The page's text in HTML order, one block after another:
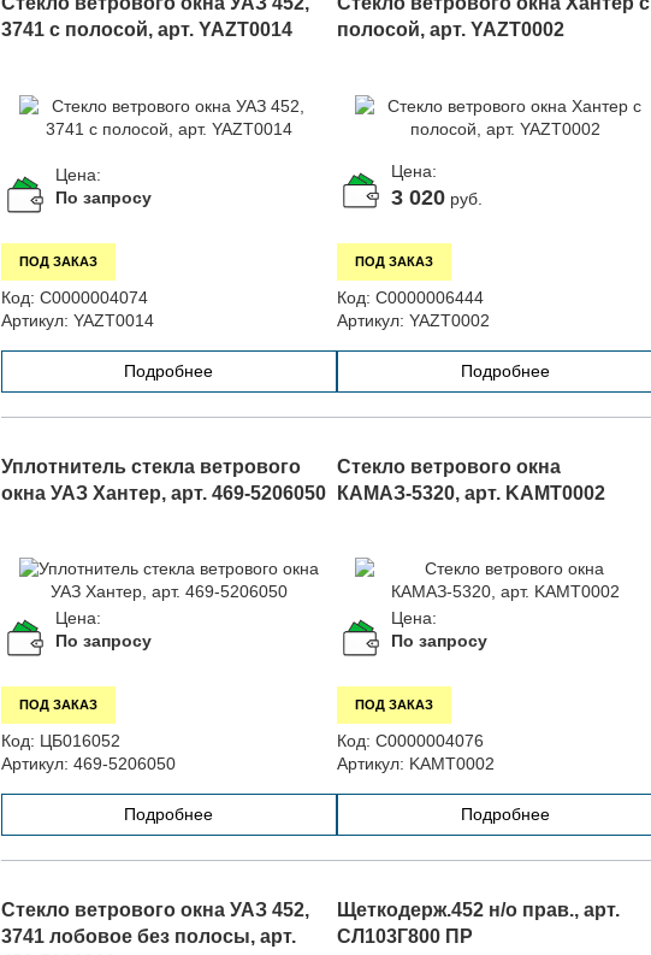
3741 с полосой, арт. YAZT0014
Цена:
По запросу
ПОД ЗАКАЗ
Код: С0000004074
Артикул: YAZT0014
Подробнее
полосой, арт. YAZT0002
Цена:
3 020 руб.
ПОД ЗАКАЗ
Код: С0000006444
Артикул: YAZT0002
Подробнее
Уплотнитель стекла ветрового
окна УАЗ Хантер, арт. 469-5206050
Цена:
По запросу
ПОД ЗАКАЗ
Код: ЦБ016052
Артикул: 469-5206050
Подробнее
Стекло ветрового окна
КАМАЗ-5320, арт. KAMT0002
Цена:
По запросу
ПОД ЗАКАЗ
Код: С0000004076
Артикул: KAMT0002
Подробнее
Стекло ветрового окна УАЗ 452,
3741 лобовое без полосы, арт.
Щеткодерж.452 н/о прав., арт.
СЛ103Г800 ПР